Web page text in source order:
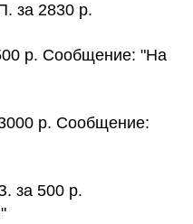
за 2830 р.
р. Сообщение: "На
р. Сообщение:
за 500 р.